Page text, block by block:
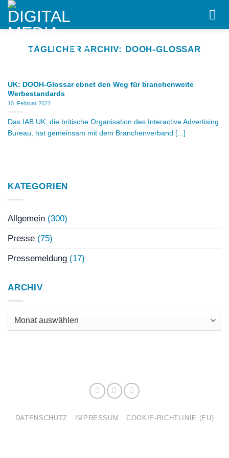
Skip
content
TÄGLICHER ARCHIV: DOOH-GLOSSAR
UK: DOOH-Glossar ebnet den Weg für branchenweite
Werbestandards
10. Februar 2021
Das IAB UK, die britische Organisation des Interactive Advertising
Bureau, hat gemeinsam mit dem Branchenverband [...]
KATEGORIEN
Allgemein (300)
Presse (75)
Pressemeldung (17)
ARCHIV
Archiv
DATENSCHUTZ IMPRESSUM COOKIE-RICHTLINIE (EU)